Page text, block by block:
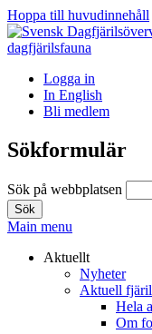
Hoppa till huvudinnehåll
Logga in
In English
Bli medlem
Sökformulär
Sök på webbplatsen
Main menu
Aktuellt
Nyheter
Aktuell
Hela
Om